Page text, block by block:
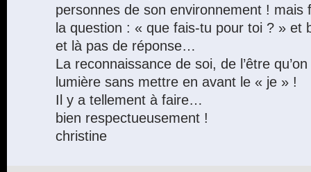
personnes de son environnement ! mais
la question : « que fais-tu pour toi ? » et
et là pas de réponse…
La reconnaissance de soi, de l’être
lumière sans mettre en avant le « je » !
Il y a tellement à faire…
bien respectueusement !
christine